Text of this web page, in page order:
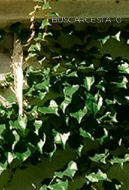
BUSCARCESTA · 0